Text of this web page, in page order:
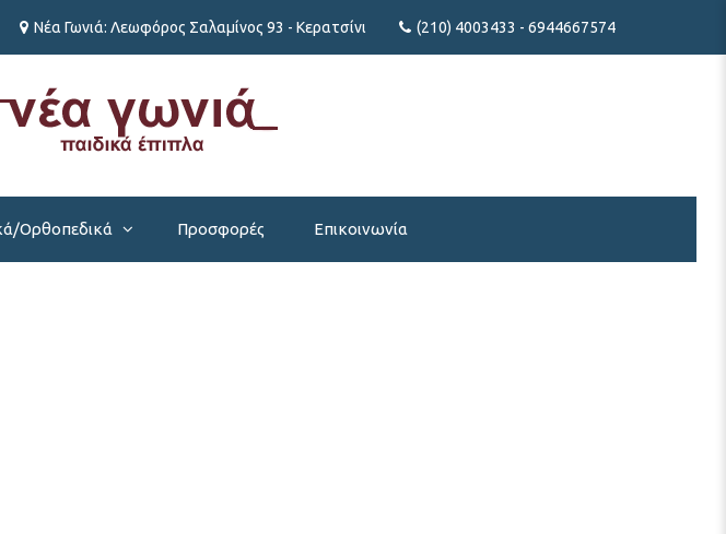
Νέα Γωνιά: Λεωφόρος Σαλαμίνος 93 - Κερατσίνι (210) 4003433 - 6944667574
Ορθοπεδικά Προσφορές Επικοινωνία